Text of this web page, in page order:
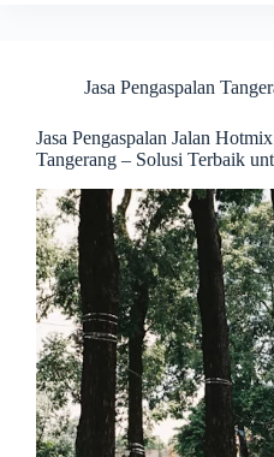
Jasa Pengaspalan
Jasa Pengaspalan Jalan
Tangerang – Solusi Terbaik